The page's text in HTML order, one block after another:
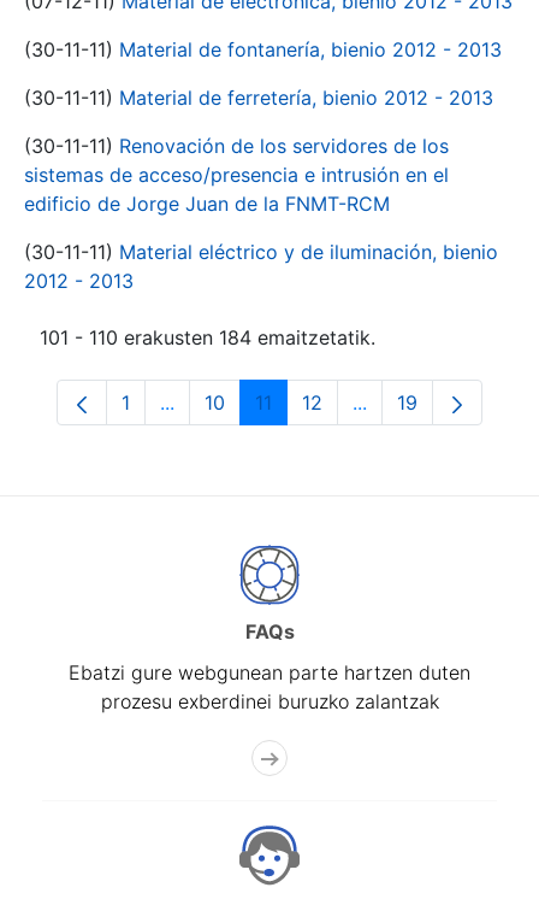
(30-11-11) Material de fontanería, bienio 2012 - 2013
(30-11-11) Material de ferretería, bienio 2012 - 2013
(30-11-11) Renovación de los servidores de los
sistemas de acceso/presencia e intrusión en el
edificio de Jorge Juan de la FNMT-RCM
(30-11-11) Material eléctrico y de iluminación, bienio
2012 - 2013
101 - 110 erakusten 184 emaitzetatik.
Orrialdea
1 ...Intermediate Pages Use TAB to navigate.
Orrialdea
10 Orrialdea
11 Orrialdea
12 ...Intermediate
Orrialdea
19
FAQs
Ebatzi gure webgunean parte hartzen duten
prozesu exberdinei buruzko zalantzak